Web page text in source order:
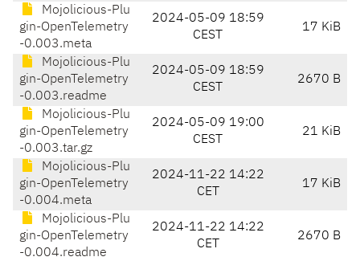
Mojolicious-Plu
gin-OpenTelemetry
-0.003.meta
2024-05-09 18:59
CEST
17 KiB
Mojolicious-Plu
gin-OpenTelemetry
-0.003.readme
2024-05-09 18:59
CEST
2670 B
Mojolicious-Plu
gin-OpenTelemetry
-0.003.tar.gz
2024-05-09 19:00
CEST
21 KiB
Mojolicious-Plu
gin-OpenTelemetry
-0.004.meta
2024-11-22 14:22
CET
17 KiB
Mojolicious-Plu
gin-OpenTelemetry
-0.004.readme
2024-11-22 14:22
CET
2670 B